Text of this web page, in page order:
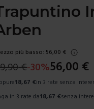
più basso: 56,00 €
€-30%56,00 €
18,67 €in 3 rate senza
in 3 rate da18,67 €senza